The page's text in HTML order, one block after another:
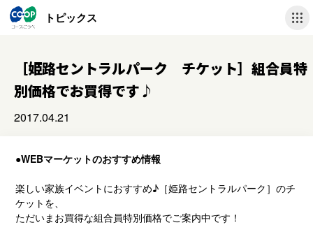
トピックス
［姫路セントラルパーク チケット］組合員特
別価格でお買得です♪
2017.04.21
●WEBマーケットのおすすめ情報
楽しい家族イベントにおすすめ♪［姫路セントラルパーク］のチ
ケットを、
ただいまお買得な組合員特別価格でご案内中です！